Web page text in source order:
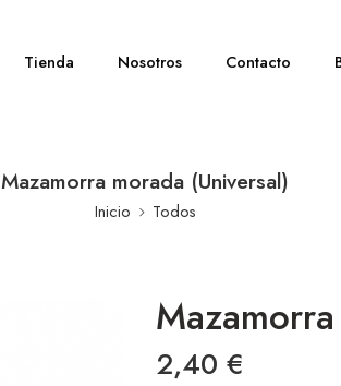
Tienda Nosotros Contacto
Mazamorra morada (Universal)
Inicio Todos
2,40 €